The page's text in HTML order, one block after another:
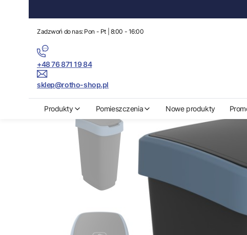
Zadzwoń do nas: Pon - Pt | 8:00 - 16:00
+48 76 871 19 84
sklep@rotho-shop.pl
Produkty Pomieszczenia Nowe produkty